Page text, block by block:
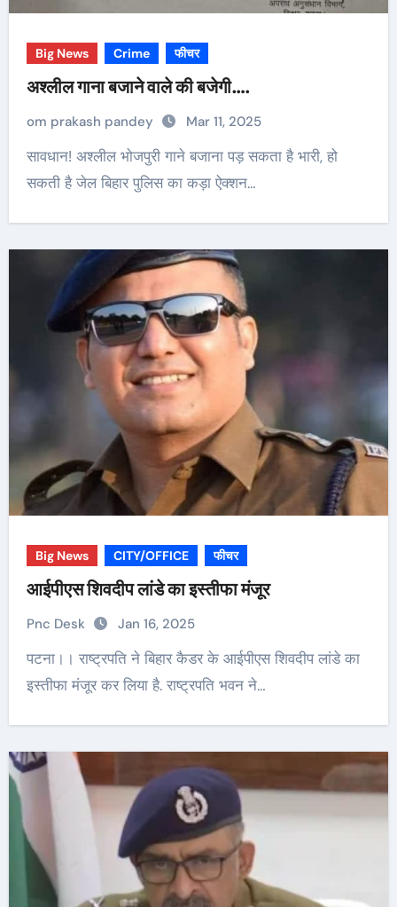
Big News Crime फीचर
अश्लील गाना बजाने वाले की बजेगी….
om prakash pandey Mar 11, 2025
सावधान! अश्लील भोजपुरी गाने बजाना पड़ सकता है भारी, हो
सकती है जेल बिहार पुलिस का कड़ा ऐक्शन…
Big News CITY/OFFICE फीचर
आईपीएस शिवदीप लांडे का इस्तीफा मंजूर
Pnc Desk Jan 16, 2025
पटना।। राष्ट्रपति ने बिहार कैडर के आईपीएस शिवदीप लांडे का
इस्तीफा मंजूर कर लिया है. राष्ट्रपति भवन ने…